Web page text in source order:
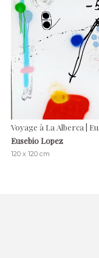
Voyage à La Alberca |
Eusebio Lopez
120 x 120 cm